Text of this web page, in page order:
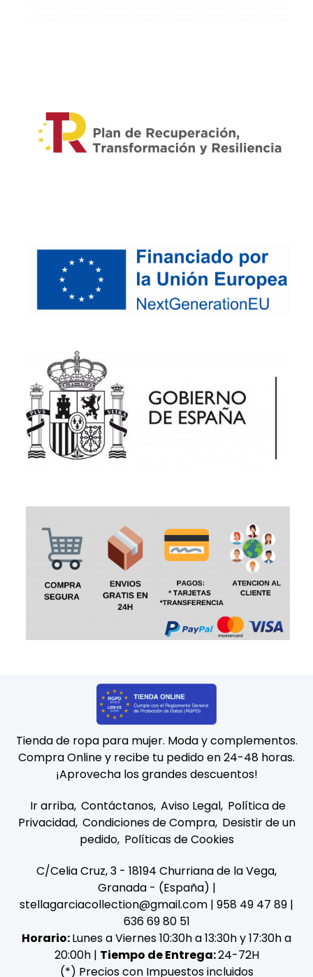
Tienda de ropa para mujer. Moda y complementos.
Compra Online y recibe tu pedido en 24-48 horas.
¡Aprovecha los grandes descuentos!
Ir arriba Contáctanos Aviso Legal Política de
Privacidad Condiciones de Compra Desistir de un
pedido Políticas de Cookies
C/Celia Cruz, 3 - 18194 Churriana de la Vega,
Granada - (España) |
stellagarciacollection@gmail.com | 958 49 47 89 |
636 69 80 51
Horario:Lunes a Viernes 10:30h a 13:30h y 17:30h a
20:00h | Tiempo de Entrega:24-72H
(*) Precios con Impuestos incluidos